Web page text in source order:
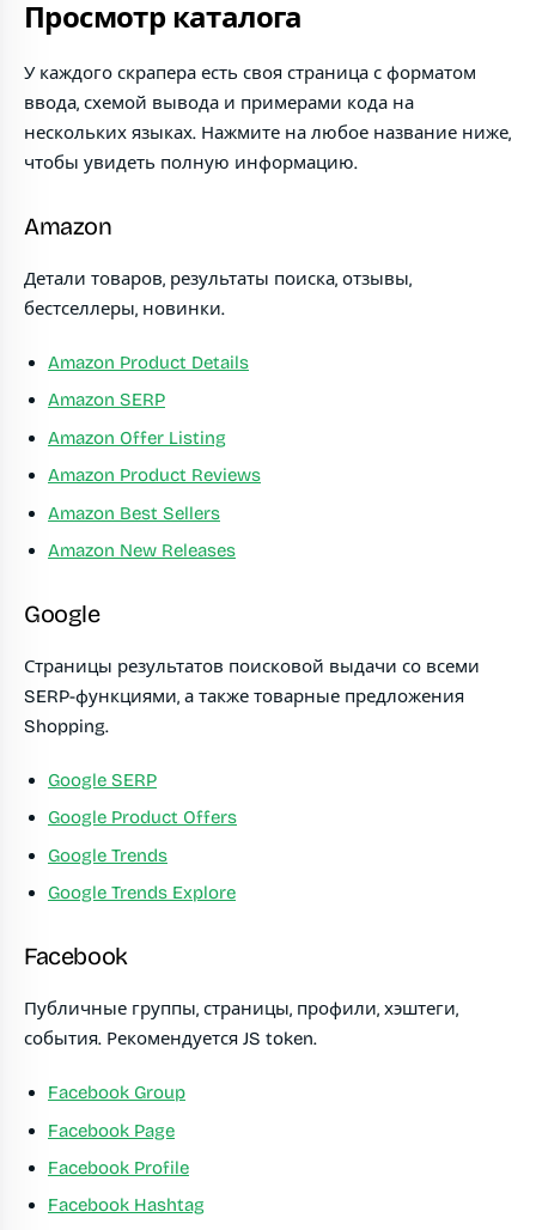
Просмотр каталога
У каждого скрапера есть своя страница с форматом
ввода, схемой вывода и примерами кода на
нескольких языках. Нажмите на любое название ниже,
чтобы увидеть полную информацию.
Amazon
Детали товаров, результаты поиска, отзывы,
бестселлеры, новинки.
Amazon Product Details
Amazon SERP
Amazon Offer Listing
Amazon Product Reviews
Amazon Best Sellers
Amazon New Releases
Google
Страницы результатов поисковой выдачи со всеми
SERP-функциями, а также товарные предложения
Shopping.
Google SERP
Google Product Offers
Google Trends
Google Trends Explore
Facebook
Публичные группы, страницы, профили, хэштеги,
события. Рекомендуется JS token.
Facebook Group
Facebook Page
Facebook Profile
Facebook Hashtag